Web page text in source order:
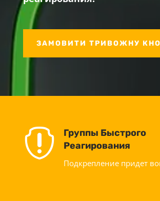
ЗАМОВИТИ ТРИВОЖНУ

Группы Быстрого
Реагирования
Подкрепление придет